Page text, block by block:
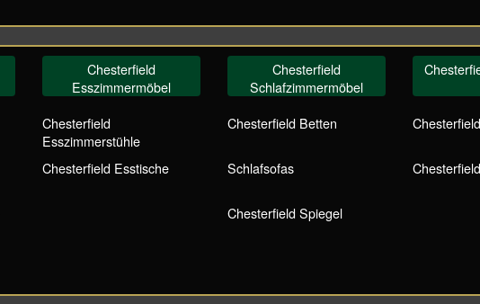
Chesterfield
Esszimmermöbel
Chesterfield
Esszimmerstühle
Chesterfield Esstische
Chesterfield
Schlafzimmermöbel
Chesterfield Betten
Schlafsofas
Chesterfield Spiegel